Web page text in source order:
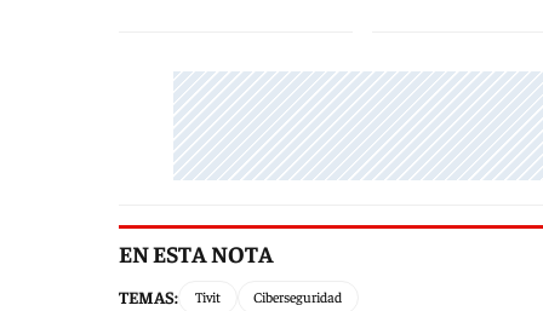
EN ESTA NOTA
TEMAS: Tivit Ciberseguridad